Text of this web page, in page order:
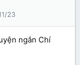
23
ngắn Chí